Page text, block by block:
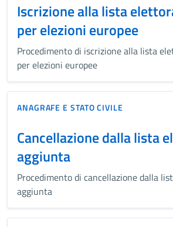
Iscrizione alla lista
per elezioni europee
Procedimento di iscrizione alla lista
per elezioni europee
ANAGRAFE E STATO CIVILE
Cancellazione dalla lista
aggiunta
Procedimento di cancellazione dalla
aggiunta